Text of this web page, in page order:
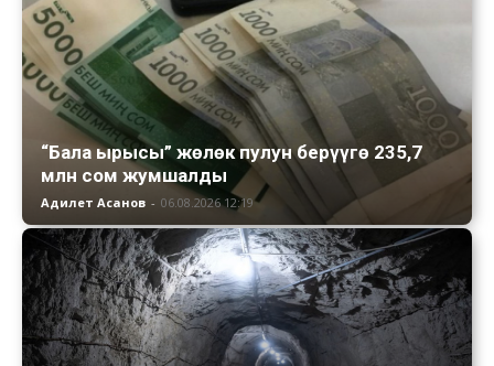
“Бала ырысы” жөлөк пулун берүүгө 235,7
млн сом жумшалды
Адилет Асанов - 06.08.2026 12:19